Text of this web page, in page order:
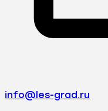
info@les-grad.ru